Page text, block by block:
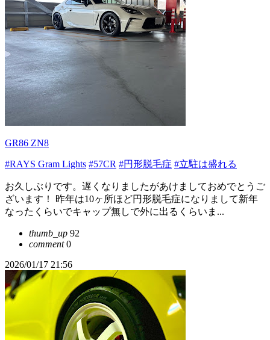
GR86 ZN8
#RAYS Gram Lights #57CR #円形脱毛症 #立駐は盛れる
お久しぶりです。遅くなりましたがあけましておめでとうご
ざいます！ 昨年は10ヶ所ほど円形脱毛症になりまして新年
なったくらいでキャップ無しで外に出るくらいま...
thumb_up 92
comment0
2026/01/17 21:56